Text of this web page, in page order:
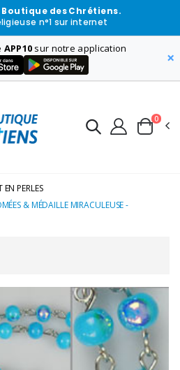
Boutique des Chrétiens.
n°1 sur internet
APP10 sur notre application
×
0
EN PERLES
& MÉDAILLE MIRACULEUSE -